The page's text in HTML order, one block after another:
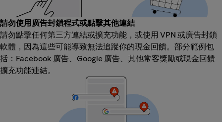
請勿使用廣告封鎖程式或點擊其他連結
請勿點擊任何第三方連結或擴充功能，或使用 VPN 或廣告封鎖
軟體，因為這些可能導致無法追蹤你的現金回饋。部分範例包
括：Facebook 廣告、Google 廣告、其他常客獎勵或現金回饋
擴充功能連結。